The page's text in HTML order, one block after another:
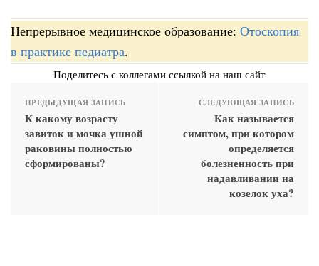
Непрерывное медицинское образование: Отоскопия
в практике педиатра.
Поделитесь с коллегами ссылкой на наш сайт
ПРЕДЫДУЩАЯ ЗАПИСЬ
К какому возрасту
завиток и мочка ушной
раковины полностью
сформированы?
СЛЕДУЮЩАЯ ЗАПИСЬ
Как называется
симптом, при котором
определяется
болезненность при
надавливании на
козелок уха?